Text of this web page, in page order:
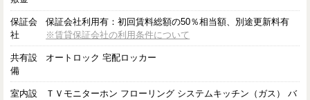
保証会
社
保証会社利用有：初回賃料総額の50％相当額、別途更新料有
※賃貸保証会社の利用条件について
共有設
備
オートロック 宅配ロッカー
室内設
ＴＶモニターホン フローリング システムキッチン（ガス） バ